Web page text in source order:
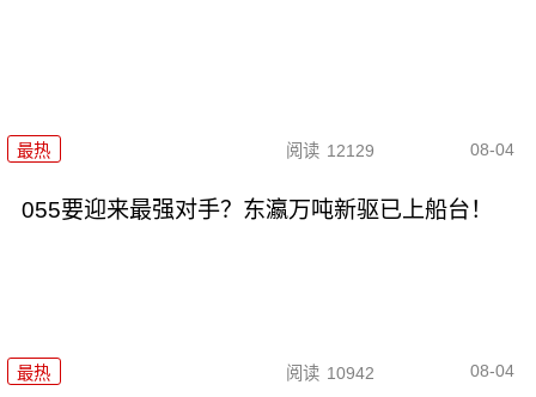
最热 阅读 12129 08-04
055要迎来最强对手？东瀛万吨新驱已上船台！
最热 阅读 10942 08-04